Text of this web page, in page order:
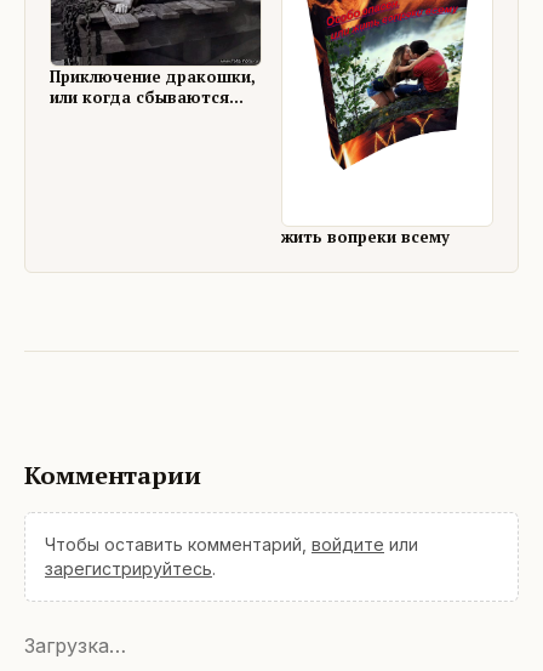
Приключение дракошки,
или когда сбываются
жить вопреки всему
Комментарии
Чтобы оставить комментарий, войдите или
зарегистрируйтесь.
Загрузка…